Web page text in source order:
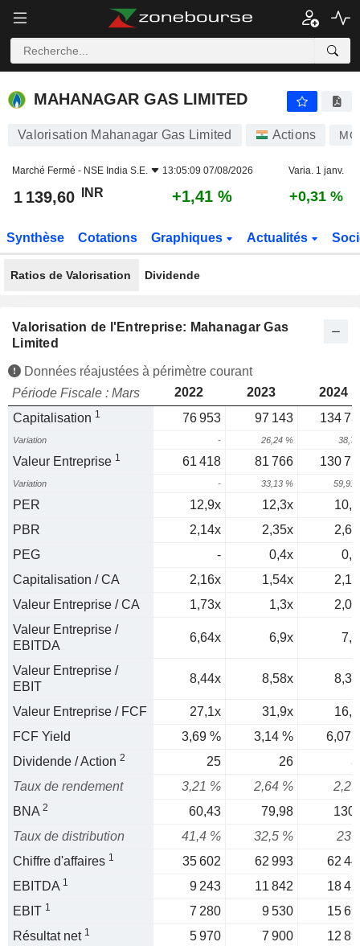
MAHANAGAR GAS LIMITED
Valorisation Mahanagar Gas Limited Actions
Marché Fermé - NSE India S.E. 13:05:09 07/08/2026 Varia. 1 janv.
1 139,60 INR +1,41 % +0,31 %
Synthèse Cotations Graphiques Actualités
Ratios de Valorisation Dividende
Valorisation de l'Entreprise: Mahanagar Gas
Limited
Données réajustées à périmètre courant
Période Fiscale : Mars
2022 2023
2024
Capitalisation 1 76 953 97 143 134
Variation - 26,24 % 38,7
Valeur Entreprise 1 61 418 81 766 130
Variation - 33,13 % 59,91
PER 12,9x 12,3x
PBR
2,14x 2,35x
PEG
- 0,4x
Capitalisation / CA
2,16x 1,54x
Valeur Entreprise / CA
1,73x 1,3x
Valeur Entreprise /
EBITDA
6,64x 6,9x
Valeur Entreprise /
EBIT
8,44x 8,58x
Valeur Entreprise / FCF 27,1x 31,9x
FCF Yield
3,69 % 3,14 %
6,07
Dividende / Action 2 25 26
Taux de rendement
3,21 % 2,64 %
2,2
BNA 2 60,43 79,98
Taux de distribution
41,4 % 32,5 %
23
Chiffre d'affaires 1 35 602 62 993
62
EBITDA 1 9 243 11 842
18
EBIT 1 7 280 9 530
15
Résultat net 1 5 970 7 900
12